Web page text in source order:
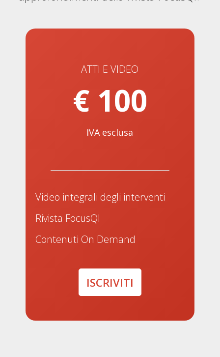
ATTI E VIDEO
€ 100
IVA esclusa
Video integrali degli interventi
Rivista FocusQI
Contenuti On Demand
ISCRIVITI